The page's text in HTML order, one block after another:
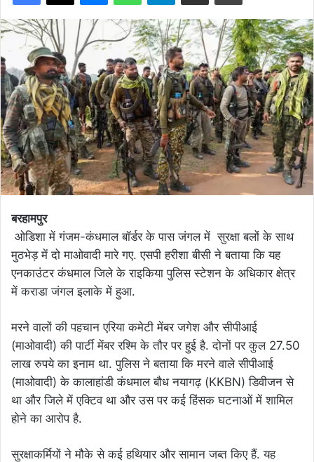
बरहामपुर
ओडिशा में गंजम-कंधमाल बॉर्डर के पास जंगल में सुरक्षा बलों के साथ
मुठभेड़ में दो माओवादी मारे गए. एसपी हरीशा बीसी ने बताया कि यह
एनकाउंटर कंधमाल जिले के राइकिया पुलिस स्टेशन के अधिकार क्षेत्र
में कराडा जंगल इलाके में हुआ.
मरने वालों की पहचान एरिया कमेटी मेंबर जगेश और सीपीआई
(माओवादी) की पार्टी मेंबर रश्मि के तौर पर हुई है. दोनों पर कुल 27.50
लाख रुपये का इनाम था. पुलिस ने बताया कि मरने वाले सीपीआई
(माओवादी) के कालाहांडी कंधमाल बौध नयागढ़ (KKBN) डिवीजन से
था और जिले में एक्टिव था और उस पर कई हिंसक घटनाओं में शामिल
होने का आरोप है.
सुरक्षाकर्मियों ने मौके से कई हथियार और सामान जब्त किए हैं. यह